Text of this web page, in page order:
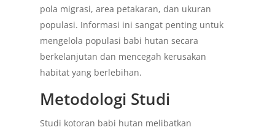
pola migrasi, area petakaran, dan ukuran
populasi. Informasi ini sangat penting untuk
mengelola populasi babi hutan secara
berkelanjutan dan mencegah kerusakan
habitat yang berlebihan.
Metodologi Studi
Studi kotoran babi hutan melibatkan